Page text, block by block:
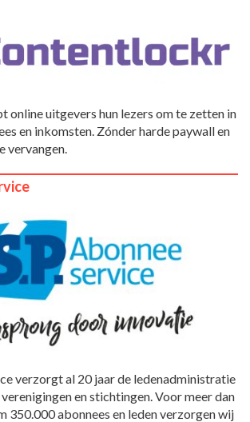
online uitgevers hun lezers om te zetten in
en inkomsten. Zónder harde paywall en
vervangen.
verzorgt al 20 jaar de ledenadministratie
en stichtingen. Voor meer dan
350.000 abonnees en leden verzorgen wij